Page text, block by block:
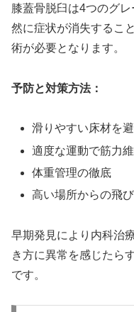
膝蓋骨脱臼は4つのグ
然に症状が消失するこ
術が必要となります。
予防と対策方法：
滑りやすい床材を
適度な運動で筋力
体重管理の徹底
高い場所からの飛
早期発見により内科治
き方に異常を感じたら
です。